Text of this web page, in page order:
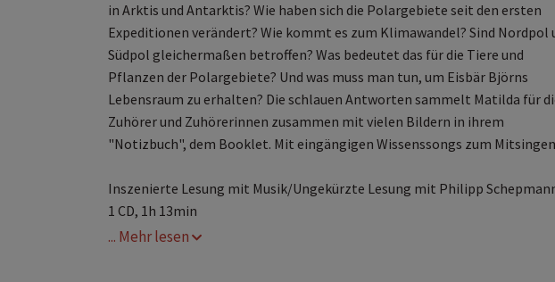
in Arktis und Antarktis? Wie haben sich die Polargebiete seit den ersten
Expeditionen verändert? Wie kommt es zum Klimawandel? Sind Nordpol
Südpol gleichermaßen betroffen? Was bedeutet das für die Tiere und
Pflanzen der Polargebiete? Und was muss man tun, um Eisbär Björns
Lebensraum zu erhalten? Die schlauen Antworten sammelt Matilda für
Zuhörer und Zuhörerinnen zusammen mit vielen Bildern in ihrem
"Notizbuch", dem Booklet. Mit eingängigen Wissenssongs zum
Inszenierte Lesung mit Musik/Ungekürzte Lesung mit Philipp
1 CD, 1h 13min
... Mehr lesen